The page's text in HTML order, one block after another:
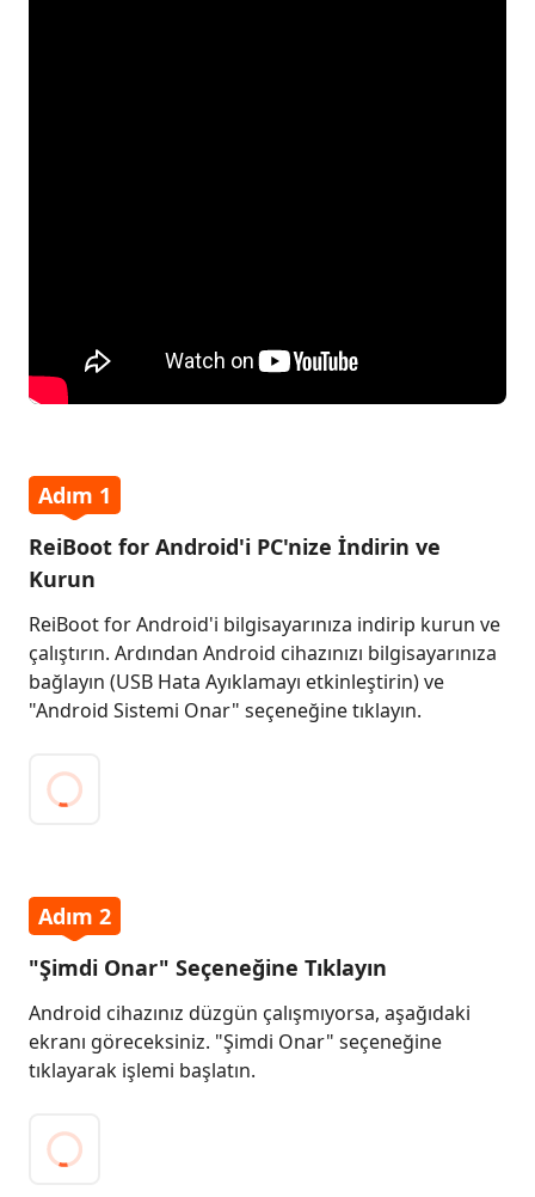
Tıklama
Download
Modundan
Tek
Tıklama
ile
Çıkın
Android
Adım
for
Android’i
PC’nize
ve
Kurun
Adım
Devam
Etmek
Adım 1
ReiBoot for Android'i PC'nize İndirin ve
Kurun
ReiBoot for Android'i bilgisayarınıza indirip kurun ve
çalıştırın. Ardından Android cihazınızı bilgisayarınıza
bağlayın (USB Hata Ayıklamayı etkinleştirin) ve
"Android Sistemi Onar" seçeneğine tıklayın.
Adım 2
"Şimdi Onar" Seçeneğine Tıklayın
Android cihazınız düzgün çalışmıyorsa, aşağıdaki
ekranı göreceksiniz. "Şimdi Onar" seçeneğine
tıklayarak işlemi başlatın.